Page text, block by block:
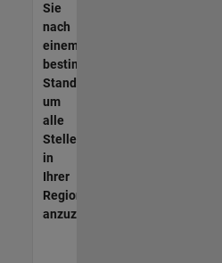
Sie
nach
einem
bestimmten
Standort,
um
alle
Stellenangebote
in
Ihrer
Region
anzuzeigen.